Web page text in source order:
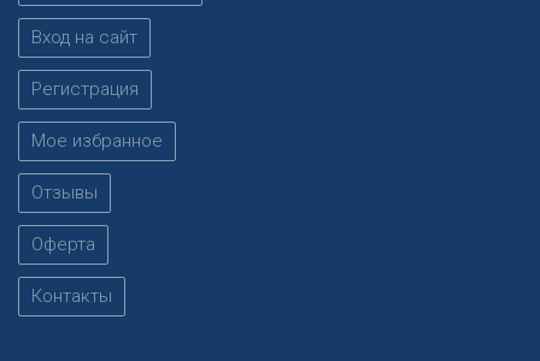
Вход на сайт
Регистрация
Мое избранное
Отзывы
Оферта
Контакты